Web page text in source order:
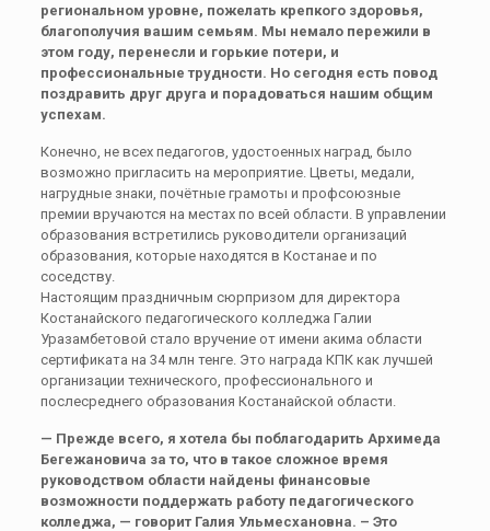
региональном уровне, пожелать крепкого здоровья,
благополучия вашим семьям. Мы немало пережили в
этом году, перенесли и горькие потери, и
профессиональные трудности. Но сегодня есть повод
поздравить друг друга и порадоваться нашим общим
успехам.
Конечно, не всех педагогов, удостоенных наград, было
возможно пригласить на мероприятие. Цветы, медали,
нагрудные знаки, почётные грамоты и профсоюзные
премии вручаются на местах по всей области. В управлении
образования встретились руководители организаций
образования, которые находятся в Костанае и по
соседству.
Настоящим праздничным сюрпризом для директора
Костанайского педагогического колледжа Галии
Уразамбетовой стало вручение от имени акима области
сертификата на 34 млн тенге. Это награда КПК как лучшей
организации технического, профессионального и
послесреднего образования Костанайской области.
— Прежде всего, я хотела бы поблагодарить Архимеда
Бегежановича за то, что в такое сложное время
руководством области найдены финансовые
возможности поддержать работу педагогического
колледжа, — говорит Галия Ульмесхановна. – Это